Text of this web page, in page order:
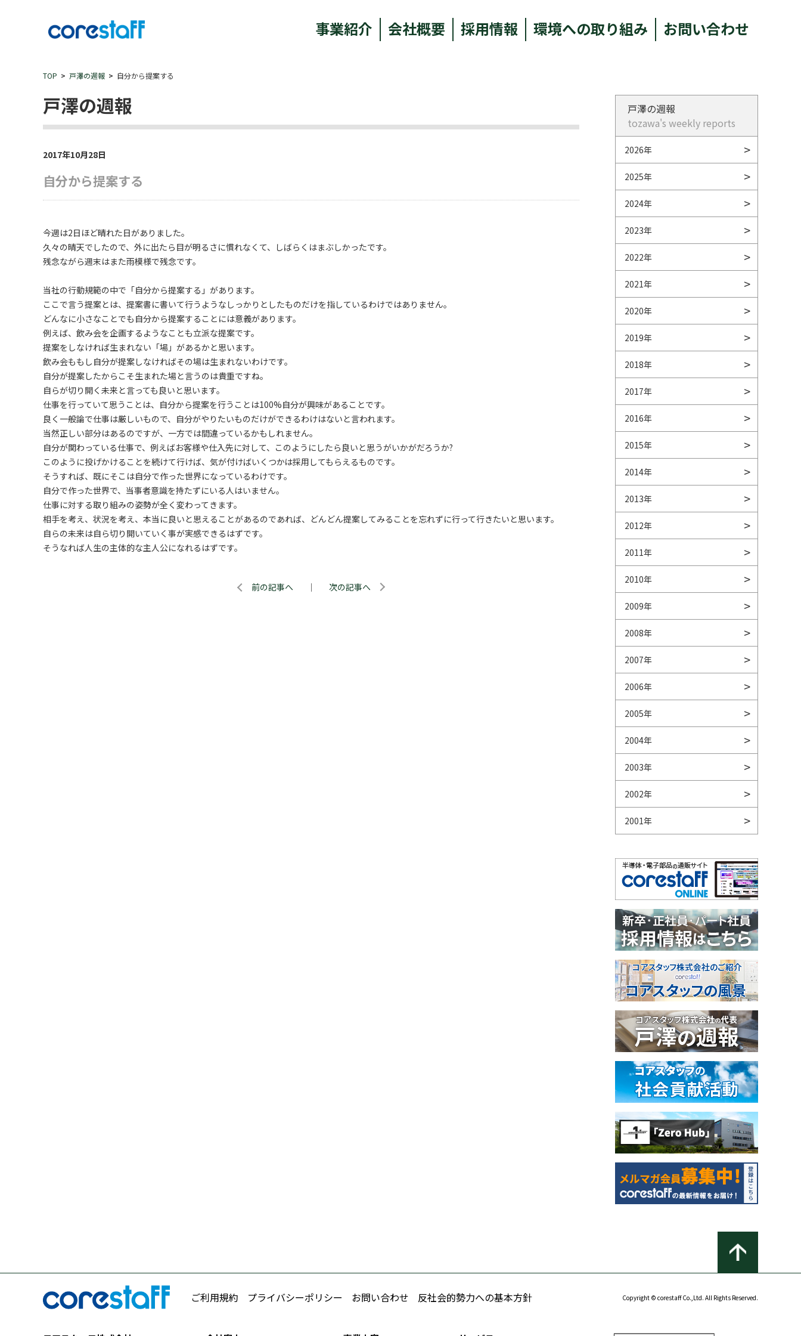
事業紹介 会社概要 採用情報 環境への取り組み お問い合わせ
TOP 戸澤の週報 自分から提案する
戸澤の週報
2017年10月28日
自分から提案する
今週は2日ほど晴れた日がありました。
久々の晴天でしたので、外に出たら目が明るさに慣れなくて、しばらくはまぶしかったです。
残念ながら週末はまた雨模様で残念です。
当社の行動規範の中で「自分から提案する」があります。
ここで言う提案とは、提案書に書いて行うようなしっかりとしたものだけを指しているわけではありません。
どんなに小さなことでも自分から提案することには意義があります。
例えば、飲み会を企画するようなことも立派な提案です。
提案をしなければ生まれない「場」があるかと思います。
飲み会ももし自分が提案しなければその場は生まれないわけです。
自分が提案したからこそ生まれた場と言うのは貴重ですね。
自らが切り開く未来と言っても良いと思います。
仕事を行っていて思うことは、自分から提案を行うことは100%自分が興味があることです。
良く一般論で仕事は厳しいもので、自分がやりたいものだけができるわけはないと言われます。
当然正しい部分はあるのですが、一方では間違っているかもしれません。
自分が関わっている仕事で、例えばお客様や仕入先に対して、このようにしたら良いと思うがいかがだろうか?
このように投げかけることを続けて行けば、気が付けばいくつかは採用してもらえるものです。
そうすれば、既にそこは自分で作った世界になっているわけです。
自分で作った世界で、当事者意識を持たずにいる人はいません。
仕事に対する取り組みの姿勢が全く変わってきます。
相手を考え、状況を考え、本当に良いと思えることがあるのであれば、どんどん提案してみることを忘れずに行って行きたいと思います。
自らの未来は自ら切り開いていく事が実感できるはずです。
そうなれば人生の主体的な主人公になれるはずです。
前の記事へ ｜ 次の記事へ
戸澤の週報
tozawa's weekly reports
2026年
2025年
2024年
2023年
2022年
2021年
2020年
2019年
2018年
2017年
2016年
2015年
2014年
2013年
2012年
2011年
2010年
2009年
2008年
2007年
2006年
2005年
2004年
2003年
2002年
2001年
ご利用規約 プライバシーポリシー お問い合わせ 反社会的勢力への基本方針 Copyright © corestaff Co.,Ltd. All Rights Reserved.